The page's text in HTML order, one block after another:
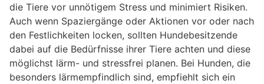
die Tiere vor unnötigem Stress und minimiert Risiken.
Auch wenn Spaziergänge oder Aktionen vor oder nach
den Festlichkeiten locken, sollten Hundebesitzende
dabei auf die Bedürfnisse ihrer Tiere achten und diese
möglichst lärm- und stressfrei planen. Bei Hunden, die
besonders lärmempfindlich sind, empfiehlt sich ein